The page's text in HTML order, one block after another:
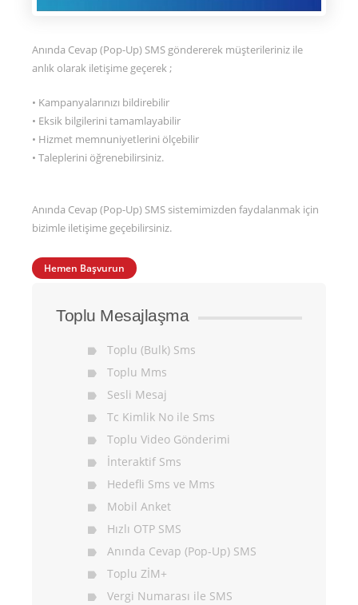
Anında Cevap (Pop-Up) SMS göndererek müşterileriniz ile
anlık olarak iletişime geçerek ;
• Kampanyalarınızı bildirebilir
• Eksik bilgilerini tamamlayabilir
• Hizmet memnuniyetlerini ölçebilir
• Taleplerini öğrenebilirsiniz.
Anında Cevap (Pop-Up) SMS sistemimizden faydalanmak için
bizimle iletişime geçebilirsiniz.
Hemen Başvurun
Toplu Mesajlaşma
Toplu (Bulk) Sms
Toplu Mms
Sesli Mesaj
Tc Kimlik No ile Sms
Toplu Video Gönderimi
İnteraktif Sms
Hedefli Sms ve Mms
Mobil Anket
Hızlı OTP SMS
Anında Cevap (Pop-Up) SMS
Toplu ZİM+
Vergi Numarası ile SMS